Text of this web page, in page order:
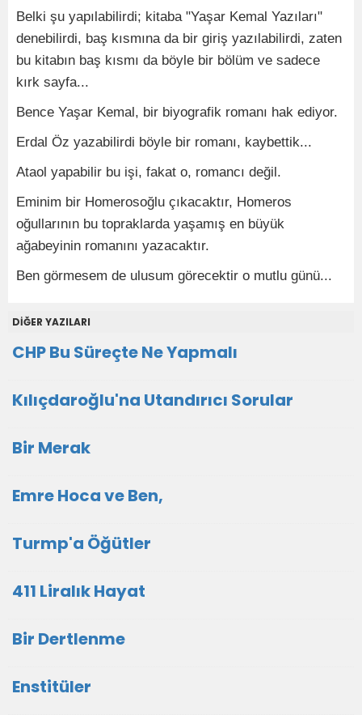
Belki şu yapılabilirdi; kitaba "Yaşar Kemal Yazıları"
denebilirdi, baş kısmına da bir giriş yazılabilirdi, zaten
bu kitabın baş kısmı da böyle bir bölüm ve sadece
kırk sayfa...
Bence Yaşar Kemal, bir biyografik romanı hak ediyor.
Erdal Öz yazabilirdi böyle bir romanı, kaybettik...
Ataol yapabilir bu işi, fakat o, romancı değil.
Eminim bir Homerosoğlu çıkacaktır, Homeros
oğullarının bu topraklarda yaşamış en büyük
ağabeyinin romanını yazacaktır.
Ben görmesem de ulusum görecektir o mutlu günü...
DİĞER YAZILARI
CHP Bu Süreçte Ne Yapmalı
Kılıçdaroğlu'na Utandırıcı Sorular
Bir Merak
Emre Hoca ve Ben,
Turmp'a Öğütler
411 Liralık Hayat
Bir Dertlenme
Enstitüler